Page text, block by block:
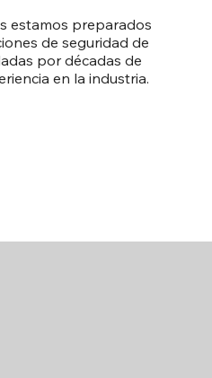
estamos preparados
de seguridad de
por décadas de
en la industria.